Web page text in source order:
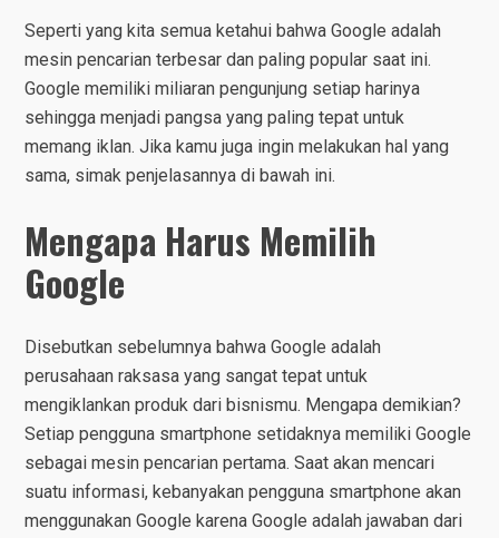
Seperti yang kita semua ketahui bahwa Google adalah
mesin pencarian terbesar dan paling popular saat ini.
Google memiliki miliaran pengunjung setiap harinya
sehingga menjadi pangsa yang paling tepat untuk
memang iklan. Jika kamu juga ingin melakukan hal yang
sama, simak penjelasannya di bawah ini.
Mengapa Harus Memilih
Google
Disebutkan sebelumnya bahwa Google adalah
perusahaan raksasa yang sangat tepat untuk
mengiklankan produk dari bisnismu. Mengapa demikian?
Setiap pengguna smartphone setidaknya memiliki Google
sebagai mesin pencarian pertama. Saat akan mencari
suatu informasi, kebanyakan pengguna smartphone akan
menggunakan Google karena Google adalah jawaban dari